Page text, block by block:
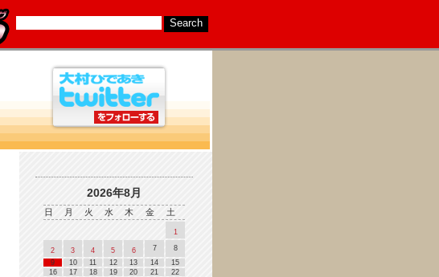
2026年8月
日 月 火 水 木 金 土
1
2 3 4 5 6 7
8
9
10 11 12 13 14
15
16
17 18 19 20 21
22